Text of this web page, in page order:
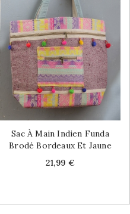
Sac À Main Indien Funda
Brodé Bordeaux Et Jaune
Price
21,99 €